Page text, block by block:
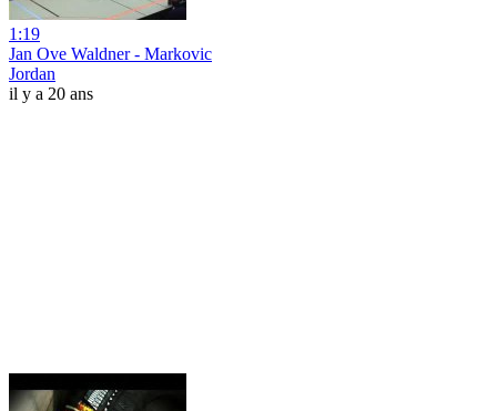
1:19
Jan Ove Waldner - Markovic
Jordan
il y a 20 ans